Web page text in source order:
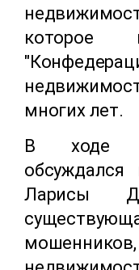
многих лет.
В ходе
обсуждался
Ларисы